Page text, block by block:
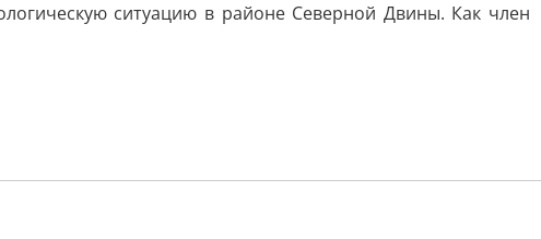
ситуацию в районе Северной Двины. Как член